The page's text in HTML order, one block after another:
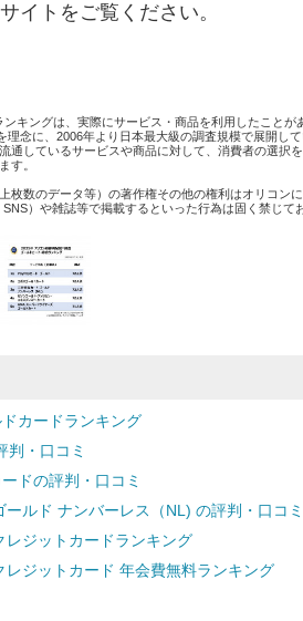
イトをご覧ください。
キングは、実際にサービス・商品を利用したことが
理念に、2006年より日本最大級の調査規模で展開し
通しているサービスや商品に対して、消費者の選択
す。
枚数のデータ等）の著作権その他の権利はオリコン
）や雑誌等で掲載するといった行為は固く禁じて
カードランキング
判・口コミ
ドの評判・口コミ
ルド ナンバーレス（NL) の評判・口コミ
レジットカードランキング
レジットカード 年会費無料ランキング